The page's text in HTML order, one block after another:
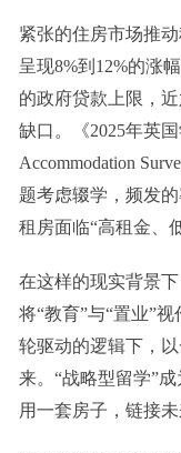
紧张的住房市场推
呈现8%到12%的涨
的政府贷款上限，
缺口。《2025年英
Accommodation
题考虑辍学，频发
租房面临“高租金、
在这样的现实背景
将“教育”与“置业”
轮驱动的逻辑下，
来。“战略型留学”
用一套房子，链接